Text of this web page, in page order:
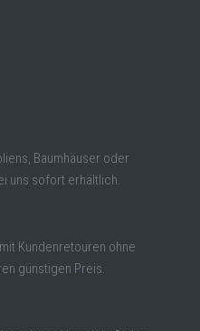
Baumhäuser oder
uns sofort erhältlich.
Kundenretouren ohne
günstigen Preis.